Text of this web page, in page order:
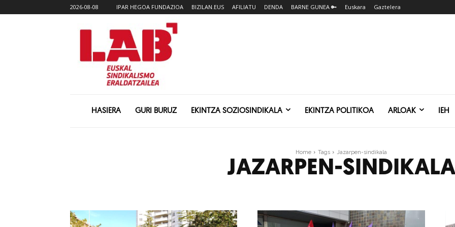
2026-08-08 IPAR HEGOA FUNDAZIOA BIZILAN.EUS AFILIATU DENDA BARNE GUNEA 🔑 Euskara Gaztelera
HASIERA GURI BURUZ EKINTZA SOZIOSINDIKALA EKINTZA POLITIKOA ARLOAK IEH
Home Tags Jazarpen-sindikala
JAZARPEN-SINDIKALA